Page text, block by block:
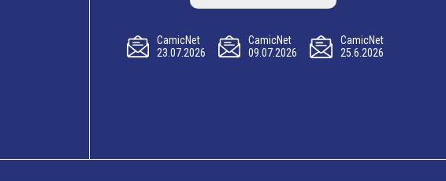
CamicNet
23.07.2026
CamicNet
09.07.2026
CamicNet
25.6.2026